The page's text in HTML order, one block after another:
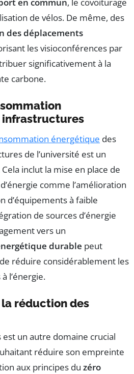
en commun, le covoiturage
de vélos. De même, des
des déplacements
les visioconférences par
significativement à la
carbone.
infrastructures
énergétique des
de l’université est un
inclut la mise en place de
comme l’amélioration
d’équipements à faible
de sources d’énergie
vers un
durable peut
réduire considérablement les
l’énergie.
réduction des
est un autre domaine crucial
réduire son empreinte
aux principes du zéro